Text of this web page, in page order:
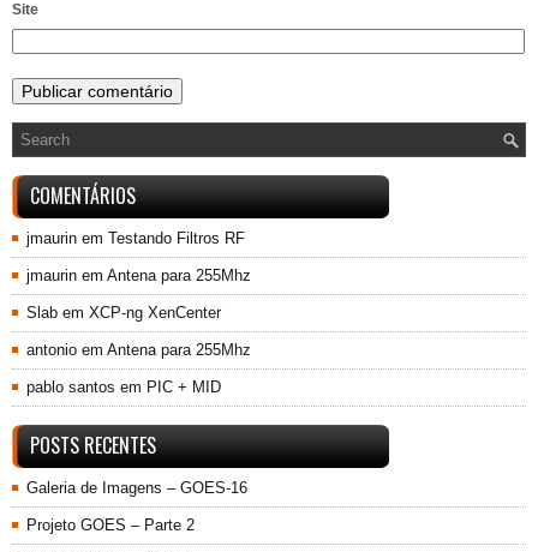
Site
COMENTÁRIOS
jmaurin em Testando Filtros RF
jmaurin em Antena para 255Mhz
Slab em XCP-ng XenCenter
antonio em Antena para 255Mhz
pablo santos em PIC + MID
POSTS RECENTES
Galeria de Imagens – GOES-16
Projeto GOES – Parte 2